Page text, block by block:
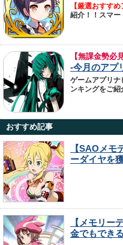
【厳選おすすめ
紹介！！スマー
【無課金勢必
-今月のアプ
ゲームアプリナ
ンキングをご紹
おすすめ記事
【SAOメモ
ーダイヤを
【メモリー
金でもでき